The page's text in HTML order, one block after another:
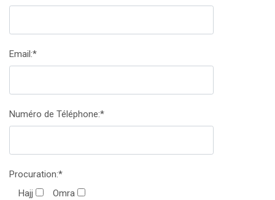
Email:*
Numéro de Téléphone:*
Procuration:*
Hajj
Omra